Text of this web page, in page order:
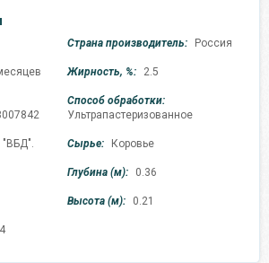
Страна производитель: Россия
Жирность, %: 2.5
Способ обработки:
Ультрапастеризованное
Сырье: Коровье
Глубина (м): 0.36
Высота (м): 0.21